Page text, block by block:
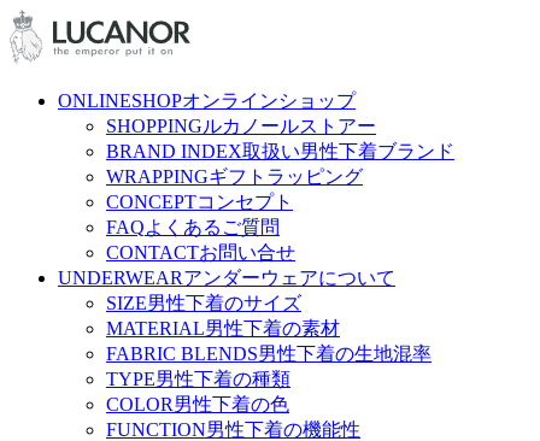
ONLINESHOPオンラインショップ
SHOPPINGルカノールストアー
BRAND INDEX取扱い男性下着ブランド
WRAPPINGギフトラッピング
CONCEPTコンセプト
FAQよくあるご質問
CONTACTお問い合せ
UNDERWEARアンダーウェアについて
SIZE男性下着のサイズ
MATERIAL男性下着の素材
FABRIC BLENDS男性下着の生地混率
TYPE男性下着の種類
COLOR男性下着の色
FUNCTION男性下着の機能性